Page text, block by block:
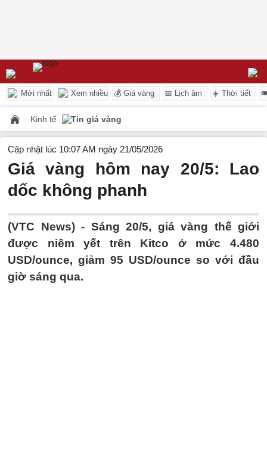
Mới nhất Xem nhiều 💰 Giá vàng 📅 Lịch âm ☀️ Thời tiết
Kinh tế Tin giá vàng
Cập nhật lúc 10:07 AM ngày 21/05/2026
Giá vàng hôm nay 20/5: Lao
dốc không phanh
(VTC News) - Sáng 20/5, giá vàng thế giới
được niêm yết trên Kitco ở mức 4.480
USD/ounce, giảm 95 USD/ounce so với đầu
giờ sáng qua.